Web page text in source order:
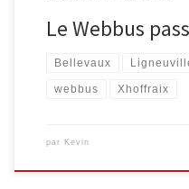
Le Webbus
Bellevaux
webbus Xhoffraix
par Kevin